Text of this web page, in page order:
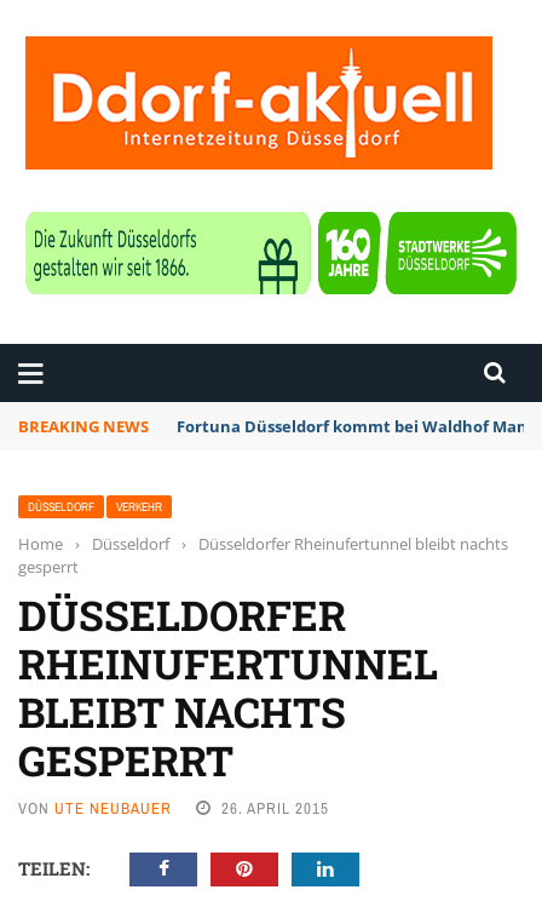
BREAKING NEWS Fortuna Düsseldorf kommt bei Waldhof
DÜSSELDORF VERKEHR
Home › Düsseldorf ›
Düsseldorfer Rheinufertunnel bleibt nachts
gesperrt
DÜSSELDORFER
RHEINUFERTUNNEL
BLEIBT NACHTS
GESPERRT
VON UTE NEUBAUER 26. APRIL 2015
TEILEN: